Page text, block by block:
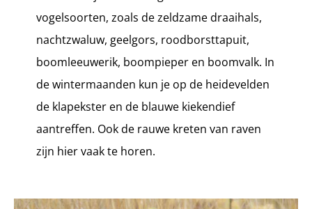
vogelsoorten, zoals de zeldzame draaihals,
nachtzwaluw, geelgors, roodborsttapuit,
boomleeuwerik, boompieper en boomvalk. In
de wintermaanden kun je op de heidevelden
de klapekster en de blauwe kiekendief
aantreffen. Ook de rauwe kreten van raven
zijn hier vaak te horen.